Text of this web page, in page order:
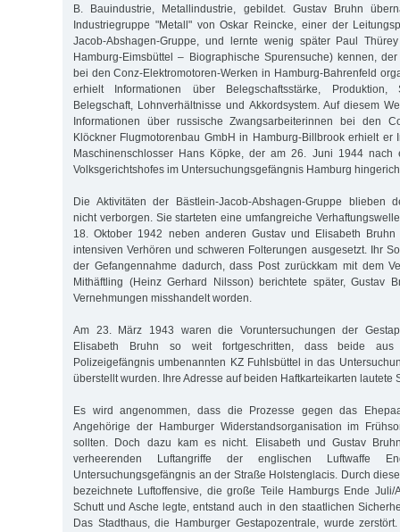
B. Bauindustrie, Metallindustrie, gebildet. Gustav Bruhn
Industriegruppe "Metall" von Oskar Reincke, einer der
Jacob-Abshagen-Gruppe, und lernte wenig später Paul
Hamburg-Eimsbüttel – Biographische Spurensuche) kennen,
bei den Conz-Elektromotoren-Werken in Hamburg-Bahrenfeld
erhielt Informationen über Belegschaftsstärke,
Belegschaft, Lohnverhältnisse und Akkordsystem. Auf diesem
Informationen über russische Zwangsarbeiterinnen bei den
Klöckner Flugmotorenbau GmbH in Hamburg-Billbrook erhielt er
Maschinenschlosser Hans Köpke, der am 26. Juni 1944 nach
Volksgerichtshofes im Untersuchungsgefängnis Hamburg
Die Aktivitäten der Bästlein-Jacob-Abshagen-Gruppe blieben
nicht verborgen. Sie starteten eine umfangreiche
18. Oktober 1942 neben anderen Gustav und Elisabeth
intensiven Verhören und schweren Folterungen ausgesetzt. Ihr
der Gefangennahme dadurch, dass Post zurückkam mit dem
Mithäftling (Heinz Gerhard Nilsson) berichtete später, Gustav
Vernehmungen misshandelt worden.
Am 23. März 1943 waren die Voruntersuchungen der
Elisabeth Bruhn so weit fortgeschritten, dass beide
Polizeigefängnis umbenannten KZ Fuhlsbüttel in das
überstellt wurden. Ihre Adresse auf beiden Haftkarteikarten lautete
Es wird angenommen, dass die Prozesse gegen das
Angehörige der Hamburger Widerstandsorganisation im
sollten. Doch dazu kam es nicht. Elisabeth und Gustav
verheerenden Luftangriffe der englischen Luftwaffe
Untersuchungsgefängnis an der Straße Holstenglacis. Durch
bezeichnete Luftoffensive, die große Teile Hamburgs Ende Juli/
Schutt und Asche legte, entstand auch in den staatlichen
Das Stadthaus, die Hamburger Gestapozentrale, wurde